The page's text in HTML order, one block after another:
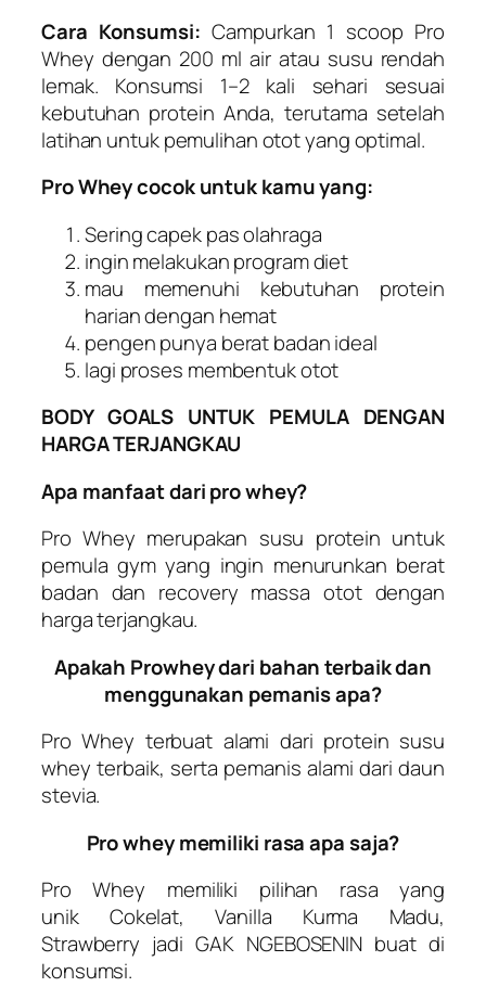
Cara Konsumsi: Campurkan 1 scoop Pro
Whey dengan 200 ml air atau susu rendah
lemak. Konsumsi 1–2 kali sehari sesuai
kebutuhan protein Anda, terutama setelah
latihan untuk pemulihan otot yang optimal.
Pro Whey cocok untuk kamu yang:
Sering capek pas olahraga
ingin melakukan program diet
mau memenuhi kebutuhan protein
harian dengan hemat
pengen punya berat badan ideal
lagi proses membentuk otot
BODY GOALS UNTUK PEMULA DENGAN
HARGA TERJANGKAU
Apa manfaat dari pro whey?
Pro Whey merupakan susu protein untuk
pemula gym yang ingin menurunkan berat
badan dan recovery massa otot dengan
harga terjangkau.
Apakah Prowhey dari bahan terbaik dan
menggunakan pemanis apa?
Pro Whey terbuat alami dari protein susu
whey terbaik, serta pemanis alami dari daun
stevia.
Pro whey memiliki rasa apa saja?
Pro Whey memiliki pilihan rasa yang
unik Cokelat, Vanilla Kurma Madu,
Strawberry jadiGAK NGEBOSENIN buat di
konsumsi.